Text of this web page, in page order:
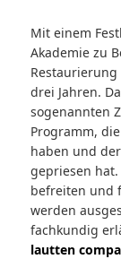
Mit einem
Akademie zu
drei Jahren.
sogenannten
Programm,
haben und
gepriesen
befreiten und
werden
fachkundig
lautten